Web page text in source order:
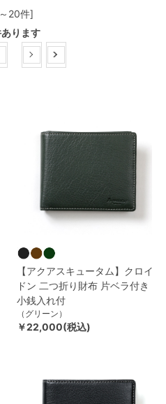
20件]
ります
【アクアスキュータム】クロイ
ドン 二つ折り財布 片ベラ付き
小銭入れ付
（グリーン）
￥22,000(税込)